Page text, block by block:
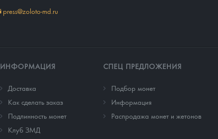
press@zoloto-md.ru
ИНФОРМАЦИЯ
Доставка
Как сделать заказ
Подлинность монет
Клуб ЗМД
СПЕЦ ПРЕДЛОЖЕНИЯ
Подбор монет
Информация
Распродажа монет и жетонов